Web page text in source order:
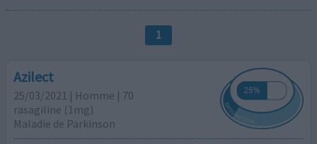
1
Azilect
25/03/2021 | Homme | 70
rasagiline (1mg)
Maladie de Parkinson